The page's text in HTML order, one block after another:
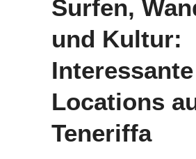
Surfen,
und Kultur:
Interessante
Locations
Teneriffa